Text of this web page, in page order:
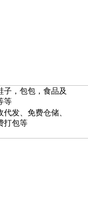
子，包包，食品及
等
发、免费仓储、
打包等